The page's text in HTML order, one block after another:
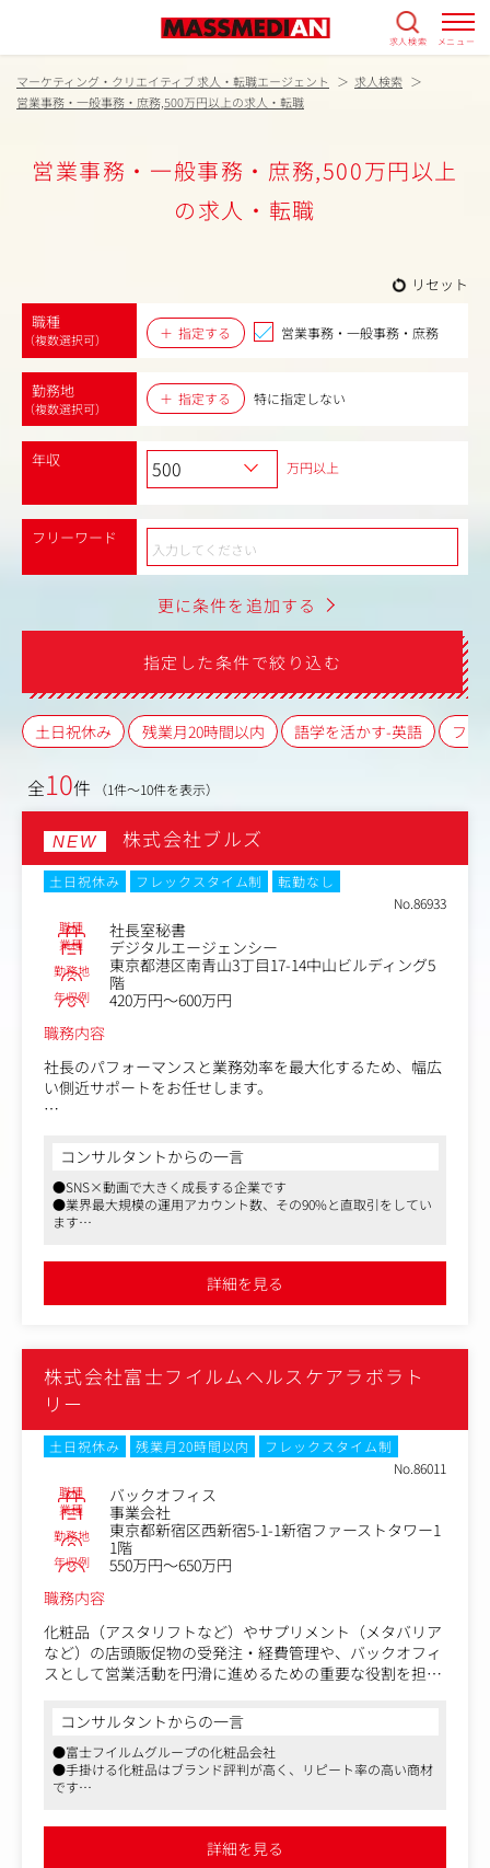
求人検索 メニュー
マーケティング・クリエイティブ 求人・転職エージェント
求人検索
営業事務・一般事務・庶務,500万円以上の求人・転職
営業事務・一般事務・庶務,500万円以上
の求人・転職
リセット
職種
（複数選択可） 指定する 営業事務・一般事務・庶務
勤務地
（複数選択可）
指定する 特に指定しない
年収 万円以上
フリーワード
更に条件を追加する
指定した条件で絞り込む
土日祝休み 残業月20時間以内 語学を活かす-英語 フレ
全10件 （1件～10件を表示）
NEW 株式会社ブルズ
土日祝休み フレックスタイム制
転勤なし
No.86933
職種 社長室秘書
業種 デジタルエージェンシー
勤務地
東京都港区南青山3丁目17-14中山ビルディング5
階
年収例
420万円～600万円
職務内容
社長のパフォーマンスと業務効率を最大化するため、幅広
い側近サポートをお任せします。
握、急な予定変更への迅速な対応
・事務処理：メール対応、チャットツールでの連絡、経費
精算、簡単な資料作成、データ入力・集計
・運転業務：都内を中心とした送迎
・その他サポート：出張手配、会食予約、手土産手配
コンサルタントからの一言
●SNS×動画で大きく成長する企業です
●業界最大規模の運用アカウント数、その90%と直取引をしてい
ます
詳細を見る
株式会社富士フイルムヘルスケアラボラト
リー
土日祝休み 残業月20時間以内
フレックスタイム制
No.86011
職種 バックオフィス
業種 事業会社
勤務地
東京都新宿区西新宿5-1-1新宿ファーストタワー1
1階
年収例
550万円～650万円
職務内容
化粧品（アスタリフトなど）やサプリメント（メタバリア
など）の店頭販促物の受発注・経費管理や、バックオフィ
スとして営業活動を円滑に進めるための重要な役割を担っ
＜職務内容＞
化粧品（アスタリフトなど）やサプリメント（メタバリア
など）の店頭販促物の受発注・経費管理や、
バックオフィスとして営業活動を円滑に進めるための重要
・店頭販促物の必要数量の集計、発注、出荷の一連の業務
コンサルタントからの一言
●富士フイルムグループの化粧品会社
●手掛ける化粧品はブランド評判が高く、リピート率の高い商材
です
詳細を見る